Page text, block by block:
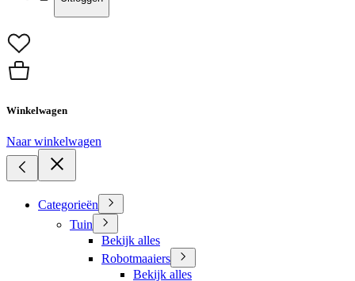
Winkelwagen
Naar winkelwagen
Categorieën
Tuin
Bekijk alles
Robotmaaiers
Bekijk alles